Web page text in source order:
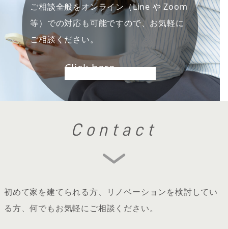
ご相談全般をオンライン（Line や Zoom
等）での対応も可能ですので、お気軽に
ご相談ください。
Click here
Contact
初めて家を建てられる方、リノベーションを検討してい
る方、何でもお気軽にご相談ください。